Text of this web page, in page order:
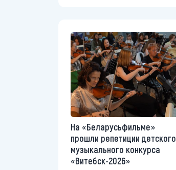
На «Беларусьфильме»
прошли репетиции детского
музыкального конкурса
«Витебск-2026»